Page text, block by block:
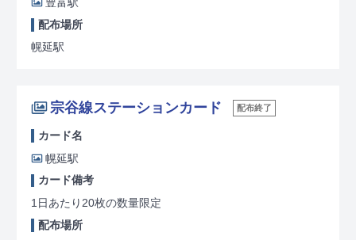
配布場所
幌延駅
宗谷線ステーションカード 配布終了
カード名
幌延駅
カード備考
1日あたり20枚の数量限定
配布場所